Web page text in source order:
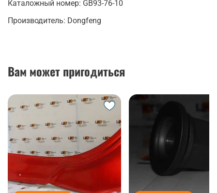
Каталожный номер: GB93-76-10
Производитель: Dongfeng
Вам может пригодиться